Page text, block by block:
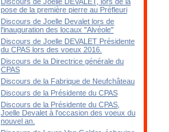
pose de la première pierre au Préfleuri
Discours de Joelle Devalet lors de
l'inauguration des locaux "Alvéole"
Discours de Joelle DEVALET Présidente
du CPAS lors des voeux 2016.
Discours de la Directrice générale du
CPAS
Discours de la Fabrique de Neufchâteau
Discours de la Présidente du CPAS
Discours de la Présidente du CPAS,
Joelle Devalet à l'occasion des voeux du
nouvel an.